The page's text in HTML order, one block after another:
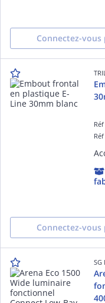
Connectez-
Connectez-
SG